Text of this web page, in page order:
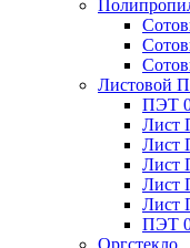
Листовой
ПЭТ
Лист
Лист
Лист
Лист
Лист
ПЭТ
Оргстекло